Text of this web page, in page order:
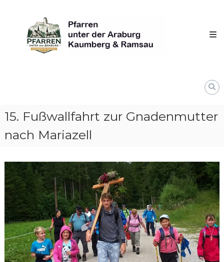
content
unter
derAraburg
Kaumberg
15. Fußwallfahrt zur Gnadenmutter
nach Mariazell